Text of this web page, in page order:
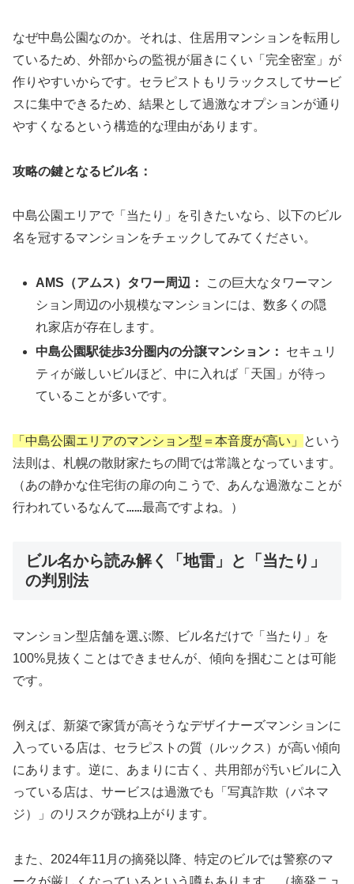
なぜ中島公園なのか。それは、住居用マンションを転用し
ているため、外部からの監視が届きにくい「完全密室」が
作りやすいからです。セラピストもリラックスしてサービ
スに集中できるため、結果として過激なオプションが通り
やすくなるという構造的な理由があります。
攻略の鍵となるビル名：
中島公園エリアで「当たり」を引きたいなら、以下のビル
名を冠するマンションをチェックしてみてください。
AMS（アムス）タワー周辺：
この巨大なタワーマン
ション周辺の小規模なマンションには、数多くの隠
れ家店が存在します。
中島公園駅徒歩3分圏内の分譲マンション：
セキュリ
ティが厳しいビルほど、中に入れば「天国」が待っ
ていることが多いです。
「中島公園エリアのマンション型＝本音度が高い」
という
法則は、札幌の散財家たちの間では常識となっています。
（あの静かな住宅街の扉の向こうで、あんな過激なことが
行われているなんて……最高ですよね。）
ビル名から読み解く「地雷」と「当たり」
の判別法
マンション型店舗を選ぶ際、ビル名だけで「当たり」を
100%見抜くことはできませんが、傾向を掴むことは可能
です。
例えば、新築で家賃が高そうなデザイナーズマンションに
入っている店は、セラピストの質（ルックス）が高い傾向
にあります。逆に、あまりに古く、共用部が汚いビルに入
っている店は、サービスは過激でも「写真詐欺（パネマ
ジ）」のリスクが跳ね上がります。
また、2024年11月の摘発以降、特定のビルでは警察のマ
ークが厳しくなっているという噂もあります。